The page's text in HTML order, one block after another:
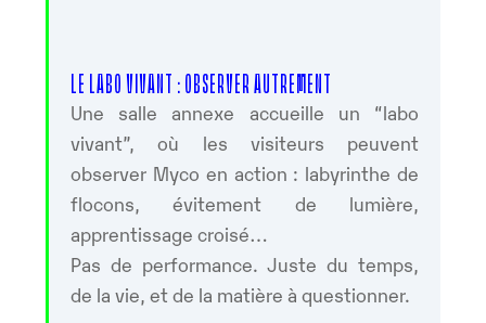
LE LABO VIVANT : OBSERVER AUTREMENT
Une salle annexe accueille un “labo
vivant”, où les visiteurs peuvent
observer Myco en action : labyrinthe de
flocons, évitement de lumière,
apprentissage croisé…
Pas de performance. Juste du temps,
de la vie, et de la matière à questionner.